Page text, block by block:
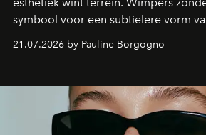
symbool voor een subtielere vorm
aan make-up.
21.07.2026 by Pauline Borgogno